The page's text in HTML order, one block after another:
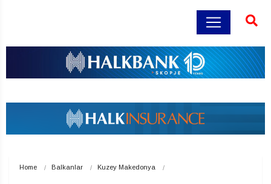
Home Balkanlar Kuzey Makedonya